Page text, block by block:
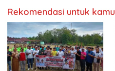
Rekomendasi untuk kamu